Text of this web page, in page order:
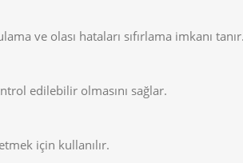
ve olası hataları sıfırlama imkanı tanır.
edilebilir olmasını sağlar.
için kullanılır.